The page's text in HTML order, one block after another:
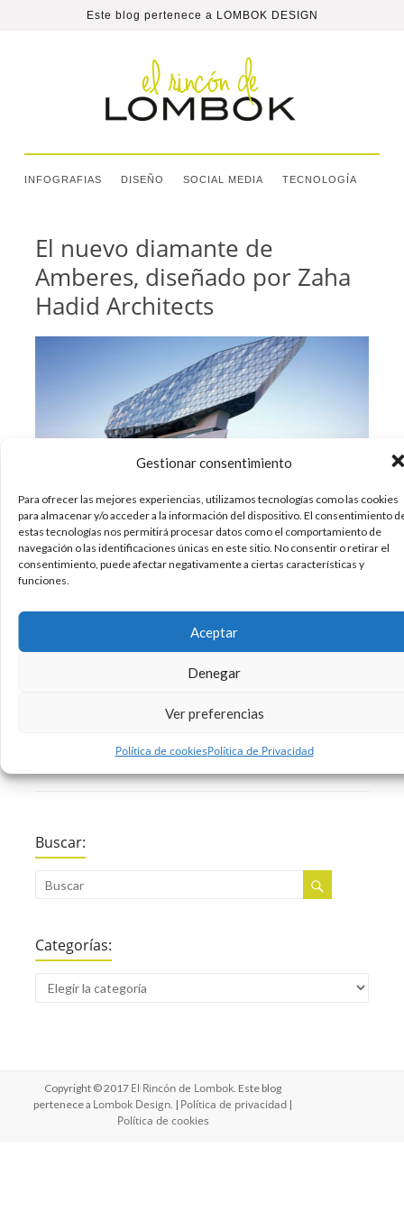
Gestionar consentimiento
Para ofrecer las mejores experiencias, utilizamos tecnologías como las cookies
para almacenar y/o acceder a la información del dispositivo. El consentimiento
estas tecnologías nos permitirá procesar datos como el comportamiento de
navegación o las identificaciones únicas en este sitio. No consentir o retirar el
consentimiento, puede afectar negativamente a ciertas características y
funciones.
Aceptar
Denegar
Ver preferencias
Política de cookiesPolítica de Privacidad
Este blog pertenece a LOMBOK DESIGN
INFOGRAFIAS DISEÑO SOCIAL MEDIA TECNOLOGÍA
El nuevo diamante de
Amberes, diseñado por Zaha
Hadid Architects
Hace unos meses, el puerto de Amberes
(Bélgica) estrenó su nueva sede portuaria. Se
trata de un nuevo edificio acristalado que se
arquitectura sostenible, con el fin de crear
nuevas oficinas portuarias en
Arquitectura,Diseño
Sin comentarios
Leer más
Buscar:
Categorías:
Copyright © 2017 El Rincón de Lombok. Este blog
pertenece a Lombok Design. | Política de privacidad |
Política de cookies